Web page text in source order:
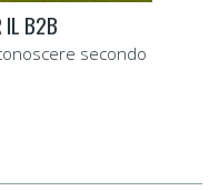
IL B2B
secondo